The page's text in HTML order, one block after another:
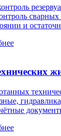
сварных
и